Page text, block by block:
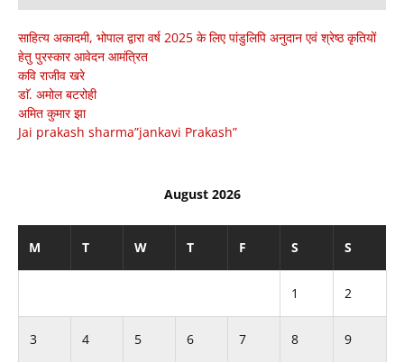
साहित्य अकादमी, भोपाल द्वारा वर्ष 2025 के लिए पांडुलिपि अनुदान एवं श्रेष्ठ कृतियों
हेतु पुरस्कार आवेदन आमंत्रित
कवि राजीव खरे
डाॅ. अमोल बटरोही
अमित कुमार झा
Jai prakash sharma”jankavi Prakash”
August 2026
M T W T F S S
1 2
3 4 5 6 7 8 9